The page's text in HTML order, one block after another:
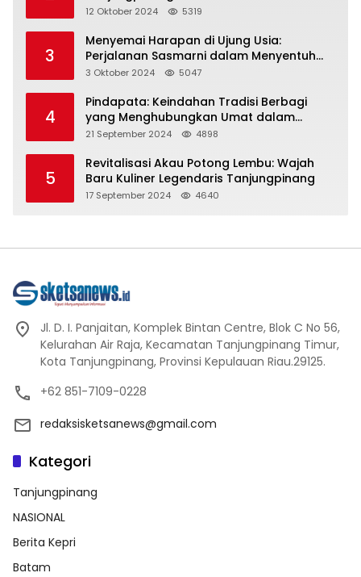
Representasi
12 Oktober 2024 5319
3
Menyemai Harapan di Ujung Usia:
Perjalanan Sasmarni dalam Menyentuh
Hati dan Jiwa
3 Oktober 2024 5047
4
Pindapata: Keindahan Tradisi Berbagi
yang Menghubungkan Umat dalam
Spiritualitas dan Kebersamaan dalam
21 September 2024 4898
5
Revitalisasi Akau Potong Lembu: Wajah
Baru Kuliner Legendaris Tanjungpinang
17 September 2024 4640
Jl. D. I. Panjaitan, Komplek Bintan Centre, Blok C No 56,
Kelurahan Air Raja, Kecamatan Tanjungpinang Timur,
Kota Tanjungpinang, Provinsi Kepulauan Riau.29125.
+62 851-7109-0228
redaksisketsanews@gmail.com
Kategori
Tanjungpinang
NASIONAL
Berita Kepri
Batam